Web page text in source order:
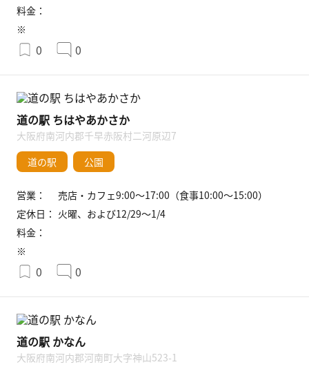
料金：
※
0 0
道の駅 ちはやあかさか
大阪府南河内郡千早赤阪村二河原辺7
道の駅
公園
営業：
売店・カフェ9:00〜17:00（食事10:00〜15:00）
定休日： 火曜、および12/29〜1/4
料金：
※
0 0
道の駅 かなん
大阪府南河内郡河南町大字神山523-1